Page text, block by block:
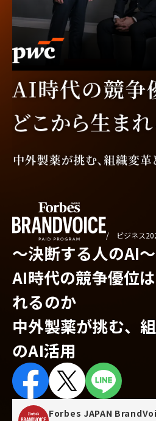
/ ビジネス
〜決断する人のAI〜
AI時代の競争優位
れるのか
中外製薬が挑む、
のAI活用
Forbes JAPAN